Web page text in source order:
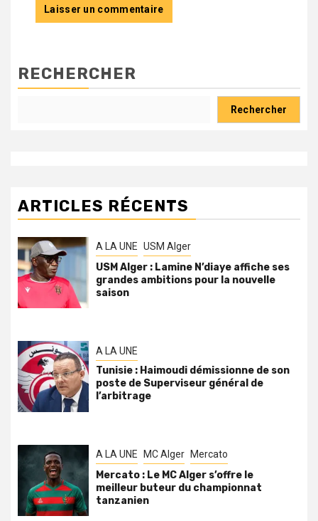
RECHERCHER
Rechercher
ARTICLES RÉCENTS
A LA UNE USM Alger
USM Alger : Lamine N’diaye affiche ses
grandes ambitions pour la nouvelle
saison
A LA UNE
Tunisie : Haimoudi démissionne de son
poste de Superviseur général de
l’arbitrage
A LA UNE MC Alger Mercato
Mercato : Le MC Alger s’offre le
meilleur buteur du championnat
tanzanien